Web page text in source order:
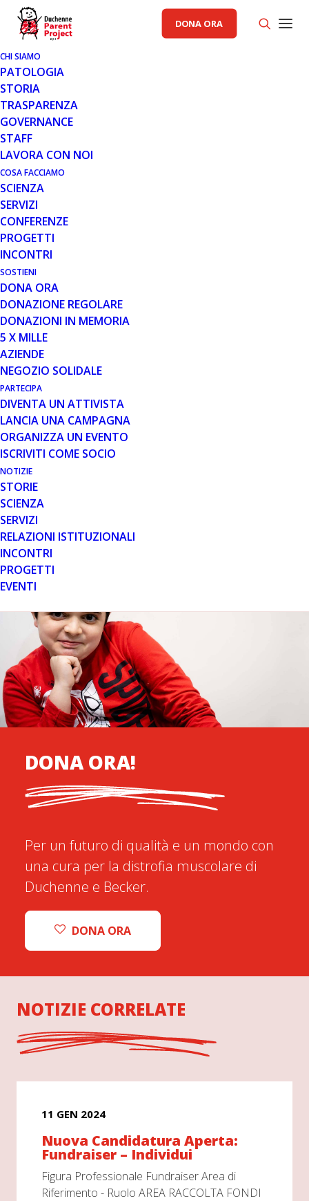
DONA ORA
CHI SIAMO
PATOLOGIA
STORIA
TRASPARENZA
GOVERNANCE
STAFF
LAVORA CON NOI
COSA FACCIAMO
SCIENZA
SERVIZI
CONFERENZE
PROGETTI
INCONTRI
SOSTIENI
DONA ORA
DONAZIONE REGOLARE
DONAZIONI IN MEMORIA
5 X MILLE
AZIENDE
NEGOZIO SOLIDALE
PARTECIPA
DIVENTA UN ATTIVISTA
LANCIA UNA CAMPAGNA
ORGANIZZA UN EVENTO
ISCRIVITI COME SOCIO
NOTIZIE
STORIE
SCIENZA
SERVIZI
RELAZIONI ISTITUZIONALI
INCONTRI
PROGETTI
EVENTI
RACCOLTA FONDI PP
21 DIC 2017
NATALE GOLOSO A SAN
BONIFACIO
Sabato 23 dicembre, a San
Parent Project cureranno un banchetto, per tutto il
giorno, presso l’Ospedale Fracastoro, in Via
Circonvallazione, 1. L’occasione giusta per fare una
scorta “last minute” di dolcezza e sostenere
l’associazione scegliendo i panettoni, pandori e torroni
della campagna “Natale Goloso”!
DONA ORA!
Per un futuro di qualità e un mondo con
una cura per la distrofia muscolare di
Duchenne e Becker.
DONA ORA
NOTIZIE CORRELATE
11 GEN 2024
Nuova Candidatura Aperta:
Fundraiser – Individui
Figura Professionale Fundraiser Area di
Riferimento - Ruolo AREA RACCOLTA FONDI